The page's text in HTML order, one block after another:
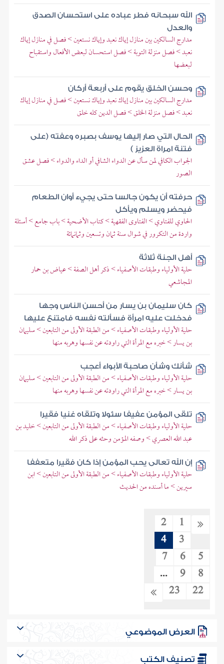
الله سبحانه فطر عباده على استحسان الصدق
والعدل
مدارج السالكين بين منازل إياك نعبد وإياك نستعين > فصل في منازل إياك
نعبد > فصل منزلة التوبة > فصل استحسان لبعض الأفعال واستقباح
لبعضها
وحسن الخلق يقوم على أربعة أركان
مدارج السالكين بين منازل إياك نعبد وإياك نستعين > فصل في منازل إياك
نعبد > فصل منزلة الخلق > فصل الدين كله خلق
الحال التي صار إليها يوسف بصبره وعفته (على
فتنة امراة العزيز )
الجواب الكافي لمن سأل عن الدواء الشافي أو الداء والدواء > فصل عشق
الصور
حرفته أن يكون جالسا حتى يجيء أوان الطعام
فيحضر ويسلم ويأكل
الحاوي للفتاوي > الفتاوى الفقهية > كتاب الأضحية > باب جامع > أسئلة
واردة من التكرور في شوال سنة ثمان وتسعين وثمانمائة
أهل الجنة ثلاثة
حلية الأولياء وطبقات الأصفياء > ذكر أهل الصفة > عياض بن حمار
المجاشعي
كان سليمان بن يسار من أحسن الناس وجها
فدخلت عليه امرأة فسألته نفسه فامتنع عليها
حلية الأولياء وطبقات الأصفياء > من الطبقة الأولى من التابعين > سليمان
بن يسار > خبره مع المرأة التي راودته عن نفسها وهربه منها
شأنك وشأن صاحبة الأبواء أعجب
حلية الأولياء وطبقات الأصفياء > من الطبقة الأولى من التابعين > سليمان
بن يسار > خبره مع المرأة التي راودته عن نفسها وهربه منها
تلقى المؤمن عفيفا سئولا وتلقاه غنيا فقيرا
حلية الأولياء وطبقات الأصفياء > من الطبقة الأولى من التابعين > خليد بن
عبد الله العصري > وصفه المؤمن وحثه على ذكر الله
إن الله تعالى يحب المؤمن إذا كان فقيرا متعففا
حلية الأولياء وطبقات الأصفياء > من الطبقة الأولى من التابعين > ابن
سيرين > ما أسنده من الحديث
1
2
3
4
5
6
7
8
9
...
22
23
العرض الموضوعي
تصنيف الكتب